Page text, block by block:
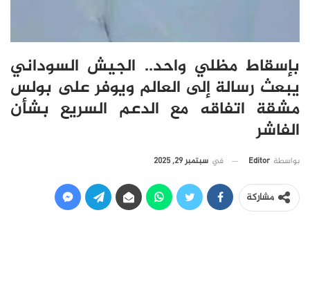
بإسقاط مظلي واحد.. الجيش السوداني
يبعث رسالة إلى العالم ويوفر على بولس
مشقة اتفاقه مع الدعم السريع بشأن
الفاشر
بواسطة Editor في سبتمبر 29, 2025
مشاركة